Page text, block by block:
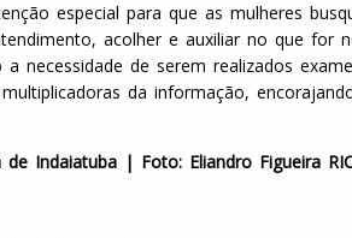
especial para que as mulheres
acolher e auxiliar no que for
a necessidade de serem realizados
da informação,
de Indaiatuba | Foto: Eliandro Figueira